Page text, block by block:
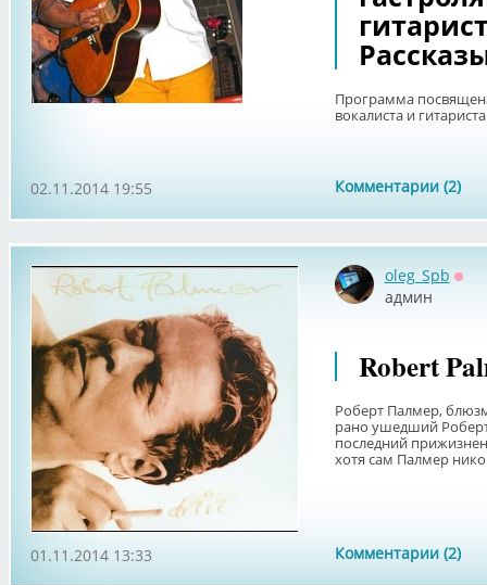
Программа
вокалиста и
Комментарии (2)
02.11.2014 19:55
oleg_Spb
админ
Robert
Роберт Палмер,
рано ушедший
последний
хотя сам Палмер
Комментарии (2)
01.11.2014 13:33